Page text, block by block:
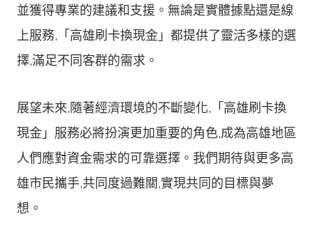
並獲得專業的建議和支援。無論是實體據點還是線
上服務,「高雄刷卡換現金」都提供了靈活多樣的選
擇,滿足不同客群的需求。
展望未來,隨著經濟環境的不斷變化,「高雄刷卡換
現金」服務必將扮演更加重要的角色,成為高雄地區
人們應對資金需求的可靠選擇。我們期待與更多高
雄市民攜手,共同度過難關,實現共同的目標與夢
想。